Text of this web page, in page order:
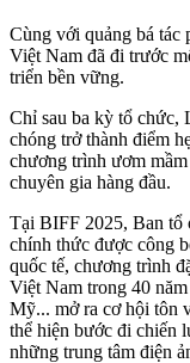
Cùng với quảng bá
Việt Nam đã đi trước
triển bền vững.
Chỉ sau ba kỳ tổ chức,
chóng trở thành điểm
chương trình ươm
chuyên gia hàng đầu.
Tại BIFF 2025, Ban tổ
chính thức được công
quốc tế, chương trình
Việt Nam trong 40
Mỹ... mở ra cơ hội tôn
thể hiện bước đi chiến
những trung tâm điện